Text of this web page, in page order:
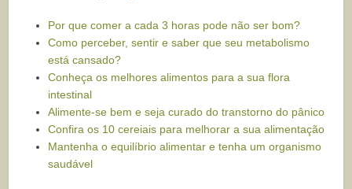
Por que comer a cada 3 horas pode não ser bom?
Como perceber, sentir e saber que seu metabolismo
está cansado?
Conheça os melhores alimentos para a sua flora
intestinal
Alimente-se bem e seja curado do transtorno do pânico
Confira os 10 cereiais para melhorar a sua alimentação
Mantenha o equilíbrio alimentar e tenha um organismo
saudável